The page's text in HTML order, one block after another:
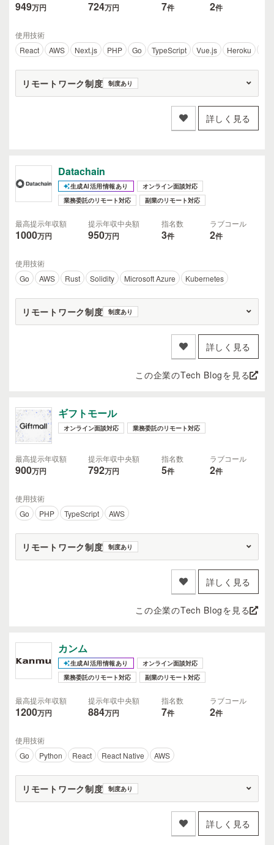
949万円 724万円 7件 2件
使用技術
React
AWS Next.js PHP Go TypeScript Vue.js Heroku
リモートワーク制度 制度あり
詳しく見る
Datachain
生成AI活用情報あり
オンライン面談対応
業務委託のリモート対応
副業のリモート対応
最高提示年収額
1000万円
提示年収中央額
950万円
指名数
3件
ラブコール
2件
使用技術
Go
AWS Rust Solidity Microsoft Azure Kubernetes
リモートワーク制度 制度あり
詳しく見る
この企業のTech Blogを見る
ギフトモール
オンライン面談対応 業務委託のリモート対応
最高提示年収額
900万円
提示年収中央額
792万円
指名数
5件
ラブコール
2件
使用技術
Go
PHP TypeScript AWS
リモートワーク制度 制度あり
詳しく見る
この企業のTech Blogを見る
カンム
生成AI活用情報あり
オンライン面談対応
業務委託のリモート対応
副業のリモート対応
最高提示年収額
1200万円
提示年収中央額
884万円
指名数
7件
ラブコール
2件
使用技術
Go
Python React React Native AWS
リモートワーク制度 制度あり
詳しく見る